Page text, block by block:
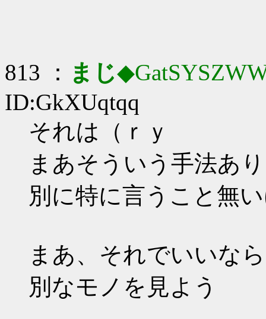
813 ： まじ
ID:GkXUqtqq
それは（ｒｙ
まあそういう手法あ
別に特に言うこと無
まあ、それでいいな
別なモノを見よう